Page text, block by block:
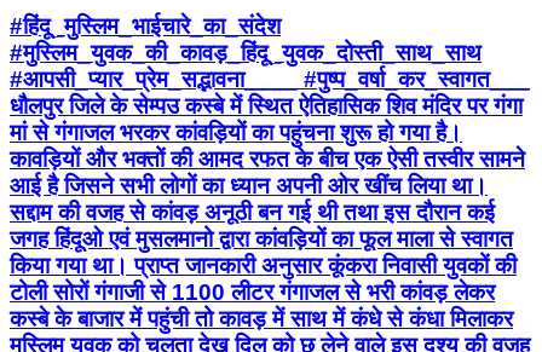
कावड़ियों और भक्तों की आमद रफत के बीच एक ऐसी तस्वीर सामने
आई है जिसने सभी लोगों का ध्यान अपनी ओर खींच लिया था।
सद्दाम की वजह से कांवड़ अनूठी बन गई थी तथा इस दौरान कई
जगह हिंदूओ एवं मुसलमानो द्वारा कांवड़ियों का फूल माला से स्वागत
किया गया था। प्राप्त जानकारी अनुसार कूंकरा निवासी युवकों की
टोली सोरों गंगाजी से 1100 लीटर गंगाजल से भरी कांवड़ लेकर
कस्बे के बाजार में पहुंची तो कावड़ में साथ में कंधे से कंधा मिलाकर
मुस्लिम युवक को चलता देख दिल को छू लेने वाले इस दृश्य की वजह
से लोग, इलाके में कायम सांप्रदायिक सद्भाव की तारीफ किए बिना
नहीं रह सके थे। सद्दाम की वजह से कांवड़ अनूठी बन गई तथा कई
जगह हिंदूओ एवं मुसलमानो द्वारा कांवड़ियों का फूल माला से स्वागत
किया गया था। प्राप्त जानकारी अनुसार लोगों ने कहा कि देश में
भयंकर जातिवाद और हिंदू मुस्लिम के नाम पर सांप्रदायिकता फैलाने